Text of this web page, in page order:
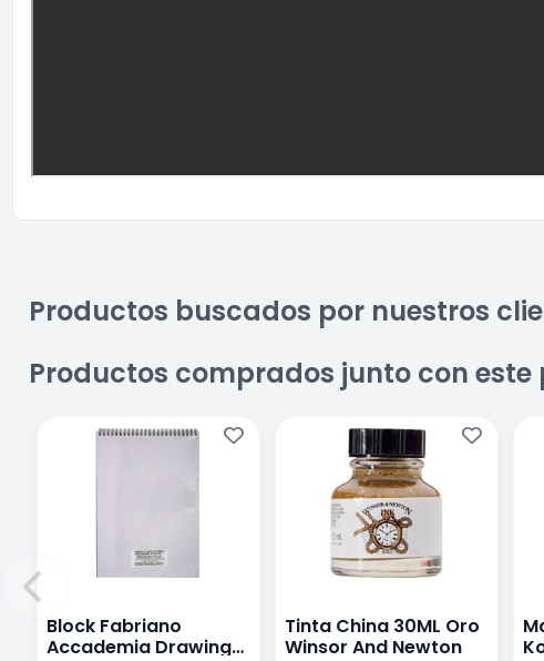
Productos buscados por nuestros
Productos comprados junto con
Block Fabriano
Accademia Drawing
Tinta China 30ML Oro
Winsor And Newton